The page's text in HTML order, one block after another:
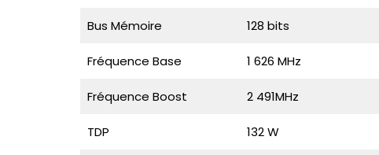
Bus Mémoire 128 bits
Fréquence Base 1 626 MHz
Fréquence Boost 2 491MHz
TDP 132 W